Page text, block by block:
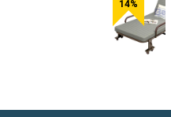
vô cùng tiện lợi, dù
1 cái đẩy nhẹ bạn có thể